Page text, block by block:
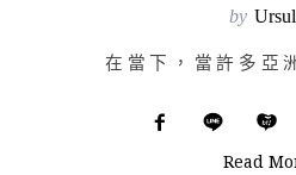
by
Read